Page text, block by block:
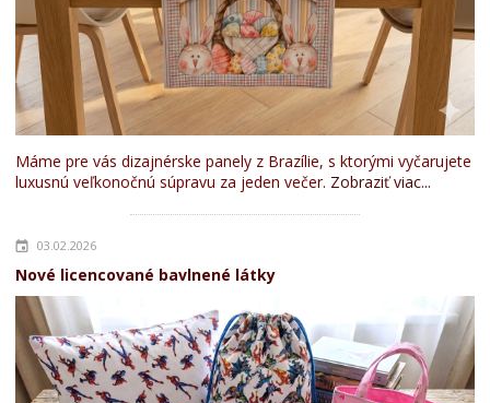
Máme pre vás dizajnérske panely z Brazílie, s ktorými vyčarujete
luxusnú veľkonočnú súpravu za jeden večer. Zobraziť viac...
03.02.2026
Nové licencované bavlnené látky